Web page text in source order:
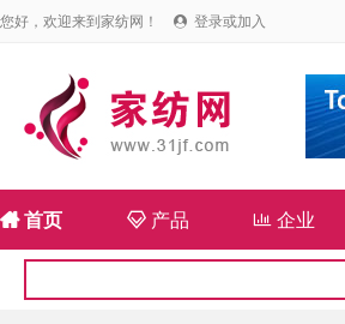
您好，欢迎来到家纺网！  登录或加入
首页 产品  企业